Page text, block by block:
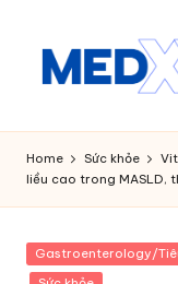
M
e
d
x
y
Home Sức khỏe
liều cao trong MASLD,
Posted
in
Gastroenterology/